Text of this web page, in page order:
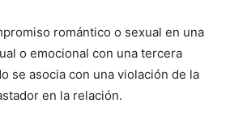
romántico o sexual en una
o emocional con una tercera
se asocia con una violación de la
en la relación.